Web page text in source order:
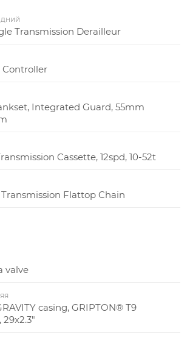
Transmission Derailleur
Controller
Integrated Guard, 55mm
Cassette, 12spd, 10-52t
Transmission Flattop Chain
valve
casing, GRIPTON® T9